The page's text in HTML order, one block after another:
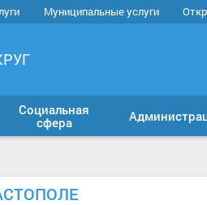
Муниципальные услуги
Социальная
сфера